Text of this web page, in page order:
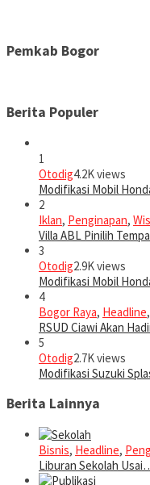
Pemkab Bogor
Berita Populer
1
Otodig4.2K views
Modifikasi Mobil
2
Iklan, Penginapan,
Villa ABL Pinilih
3
Otodig2.9K views
Modifikasi Mobil
4
Bogor Raya, Headline,
RSUD Ciawi Akan
5
Otodig2.7K views
Modifikasi Suzuki
Berita Lainnya
Bisnis, Headline,
Liburan Sekolah